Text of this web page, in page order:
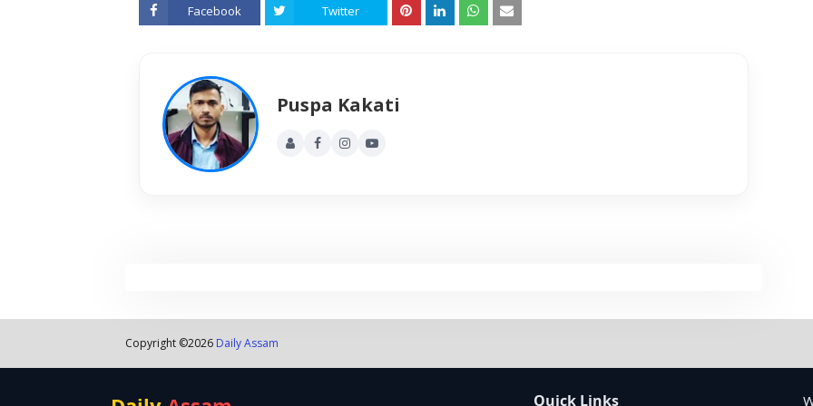
Facebook Twitter
Puspa Kakati
Copyright ©2026 Daily Assam
Quick Links